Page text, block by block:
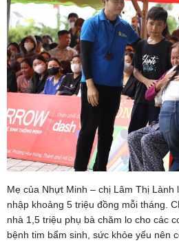
Mẹ của Nhựt Minh – chị Lâm Thị Lành
nhập khoảng 5 triệu đồng mỗi tháng.
nhà 1,5 triệu phụ bà chăm lo cho các
bệnh tim bẩm sinh, sức khỏe yếu nên